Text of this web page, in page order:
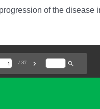
of the disease